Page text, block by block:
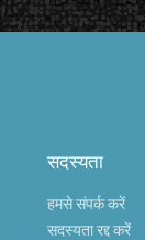
सदस्यता
हमसे संपर्क करें
सदस्यता रद्द करें